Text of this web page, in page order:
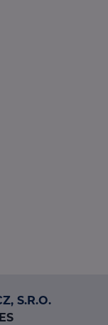
S.R.O.